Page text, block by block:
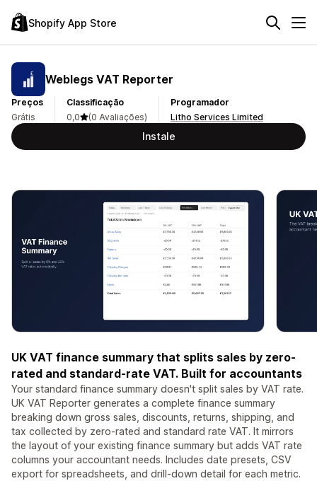
Shopify App Store
Weblegs VAT Reporter
Preços
Grátis
Classificação
0,0
(0 Avaliações)
Programador
Litho Services Limited
Instale
UK VAT finance summary that splits sales by zero-
rated and standard-rate VAT. Built for accountants
Your standard finance summary doesn't split sales by VAT rate.
UK VAT Reporter generates a complete finance summary
breaking down gross sales, discounts, returns, shipping, and
tax collected by zero-rated and standard rate VAT. It mirrors
the layout of your existing finance summary but adds VAT rate
columns your accountant needs. Includes date presets, CSV
export for spreadsheets, and drill-down detail for each metric.